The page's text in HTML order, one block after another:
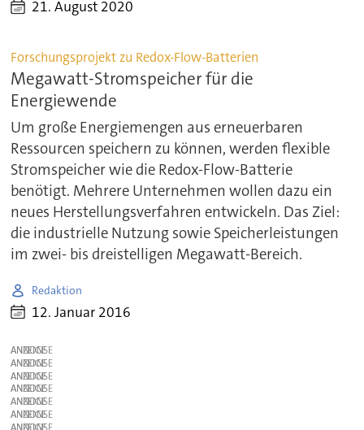
21. August 2020
Forschungsprojekt zu Redox-Flow-Batterien
Megawatt-Stromspeicher für die
Energiewende
Um große Energiemengen aus erneuerbaren
Ressourcen speichern zu können, werden flexible
Stromspeicher wie die Redox-Flow-Batterie
benötigt. Mehrere Unternehmen wollen dazu ein
neues Herstellungsverfahren entwickeln. Das Ziel:
die industrielle Nutzung sowie Speicherleistungen
im zwei- bis dreistelligen Megawatt-Bereich.
Redaktion
12. Januar 2016
ANZEIGE
ANZEIGE
ANZEIGE
ANZEIGE
ANZEIGE
ANZEIGE